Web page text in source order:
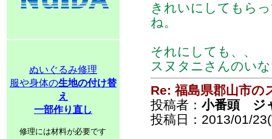
ぬいぐるみ修理
服や身体の生地の付け替
え
一部作り直し
修理には材料が必要です
きれいにしてもら
ね。
それにしても、、
スヌタニさんのい
Re: 福島県郡山市の
投稿者： 小番頭 ジ
投稿日：2013/01/